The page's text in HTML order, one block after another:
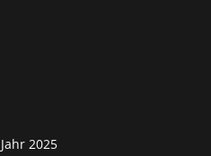
Jahr 2025